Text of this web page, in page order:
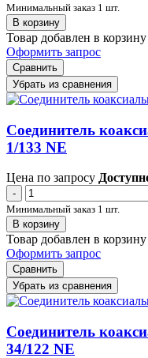
Минимальный заказ 1 шт.
В корзину
Товар добавлен в корзину
Оформить запрос
Сравнить
Убрать из сравнения
Соединитель
1/133 NE
Цена по запросу
-
Минимальный заказ 1 шт.
В корзину
Товар добавлен в корзину
Оформить запрос
Сравнить
Убрать из сравнения
Соединитель
34/122 NE